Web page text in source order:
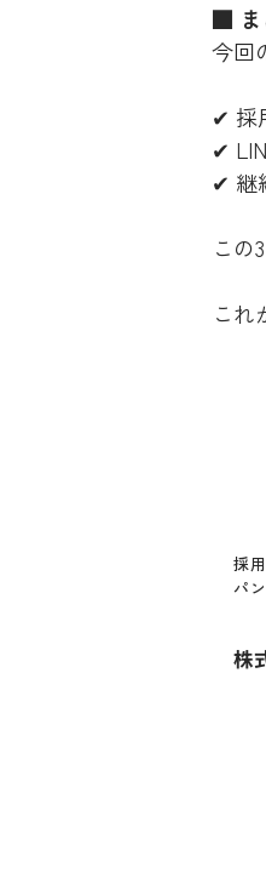
■ ま
今回
✔ 採
✔
✔ 継
この
これ
採
パ
株